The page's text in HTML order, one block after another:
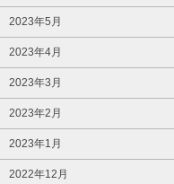
2023年5月
2023年4月
2023年3月
2023年2月
2023年1月
2022年12月